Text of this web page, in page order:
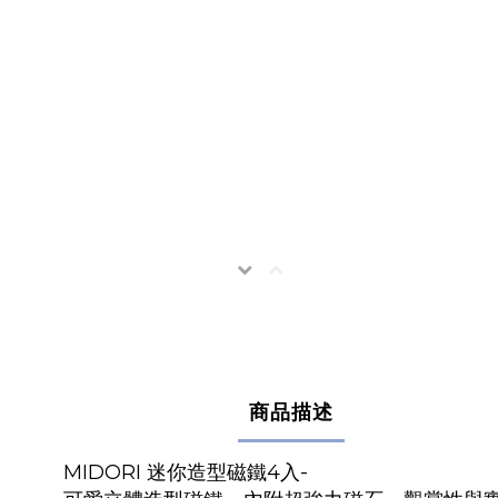
商品描述
MIDORI 迷你造型磁鐵4入-